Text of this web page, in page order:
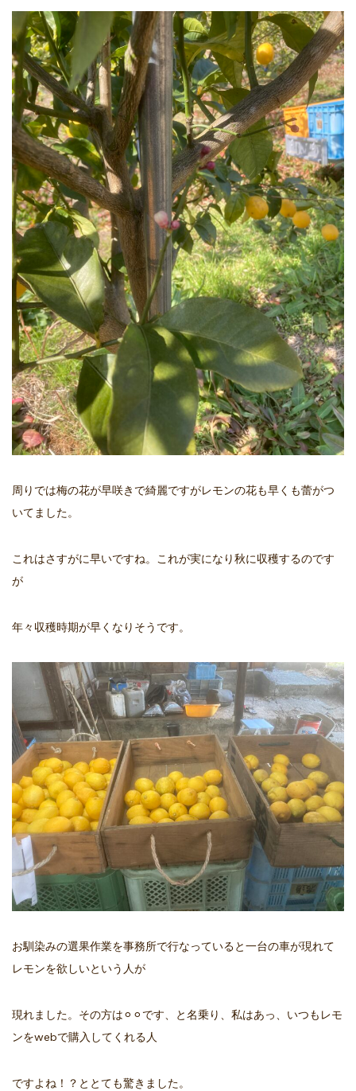
周りでは梅の花が早咲きで綺麗ですがレモンの花も早くも蕾がつ
いてました。
これはさすがに早いですね。これが実になり秋に収穫するのです
が
年々収穫時期が早くなりそうです。
お馴染みの選果作業を事務所で行なっていると一台の車が現れて
レモンを欲しいという人が
現れました。その方は⚪︎⚪︎です、と名乗り、私はあっ、いつもレモ
ンをwebで購入してくれる人
ですよね！？ととても驚きました。